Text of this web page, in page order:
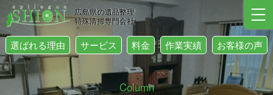
広島県の遺品整理
特殊清掃専門会社
選ばれる理由 サービス 料金 作業実績 お客様の声
Column